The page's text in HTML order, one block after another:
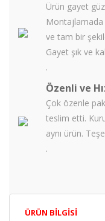
Ürün gayet
Montajlamada
ve tam bir
Gayet şık ve
.
Özenli ve
Çok özenle
teslim etti.
aynı ürün.
.
ÜRÜN BILGISI